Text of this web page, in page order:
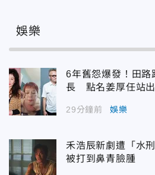
娛樂
6年舊怨爆發！田路
長 點名姜厚任站
29分鐘前 娛樂
禾浩辰新劇遭「水
被打到鼻青臉腫